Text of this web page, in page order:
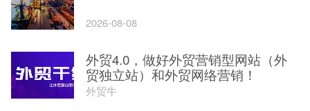
2026-08-08
外贸4.0，做好外贸营销型网站（外
贸独立站）和外贸网络营销！
外贸牛